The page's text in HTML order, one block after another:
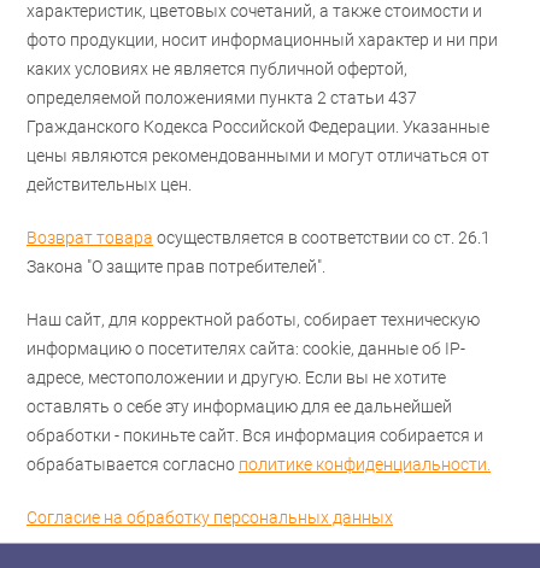
характеристик, цветовых сочетаний, а также стоимости и
фото продукции, носит информационный характер и ни при
каких условиях не является публичной офертой,
определяемой положениями пункта 2 статьи 437
Гражданского Кодекса Российской Федерации. Указанные
цены являются рекомендованными и могут отличаться от
действительных цен.
Возврат товара осуществляется в соответствии со ст. 26.1
Закона "О защите прав потребителей".
Наш сайт, для корректной работы, собирает техническую
информацию о посетителях сайта: cookie, данные об IP-
адресе, местоположении и другую. Если вы не хотите
оставлять о себе эту информацию для ее дальнейшей
обработки - покиньте сайт. Вся информация собирается и
обрабатывается согласно политике конфиденциальности.
Согласие на обработку персональных данных